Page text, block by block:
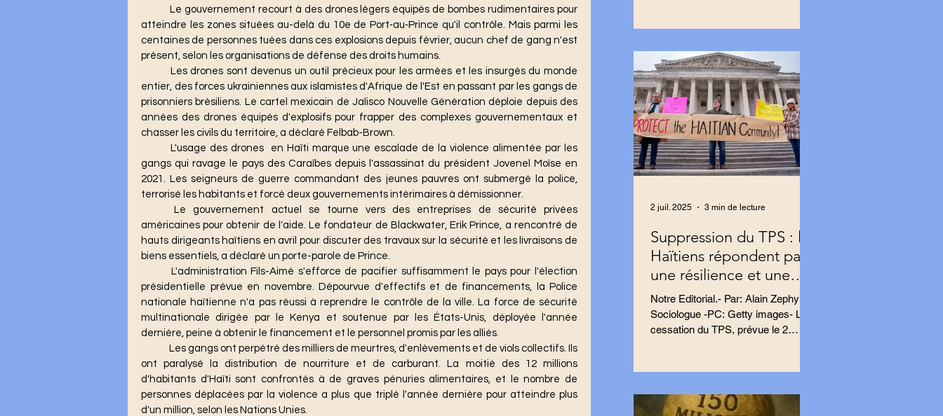
atteindre les zones situées au-delà du 10e de Port‑au‑Prince qu'il contrôle. Mais parmi les
centaines de personnes tuées dans ces explosions depuis février, aucun chef de gang n'est
présent, selon les organisations de défense des droits humains.
entier, des forces ukrainiennes aux islamistes d'Afrique de l'Est en passant par les gangs de
prisonniers brésiliens. Le cartel mexicain de Jalisco Nouvelle Génération déploie depuis des
années des drones équipés d'explosifs pour frapper des complexes gouvernementaux et
chasser les civils du territoire, a déclaré Felbab-Brown.
gangs qui ravage le pays des Caraïbes depuis l'assassinat du président Jovenel Moïse en
2021. Les seigneurs de guerre commandant des jeunes pauvres ont submergé la police,
terrorisé les habitants et forcé deux gouvernements intérimaires à démissionner.
	Le gouvernement actuel se tourne vers des entreprises de sécurité privées
américaines pour obtenir de l'aide. Le fondateur de Blackwater, Erik Prince, a rencontré de
hauts dirigeants haïtiens en avril pour discuter des travaux sur la sécurité et les livraisons de
biens essentiels, a déclaré un porte-parole de Prince.
présidentielle prévue en novembre. Dépourvue d'effectifs et de financements, la Police
nationale haïtienne n'a pas réussi à reprendre le contrôle de la ville. La force de sécurité
multinationale dirigée par le Kenya et soutenue par les États-Unis, déployée l'année
dernière, peine à obtenir le financement et le personnel promis par les alliés.
ont paralysé la distribution de nourriture et de carburant. La moitié des 12 millions
d'habitants d'Haïti sont confrontés à de graves pénuries alimentaires, et le nombre de
personnes déplacées par la violence a plus que triplé l'année dernière pour atteindre plus
d'un million, selon les Nations Unies.
Suppression du TPS : les
Haïtiens répondent par
une résilience et une
résistance farouches
Notre Editorial.- Par: Alain Zephyr,
Sociologue -PC: Getty images- La
cessation du TPS, prévue le 2
2 juil. 2025 3 min de lecture